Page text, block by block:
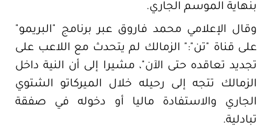
بنهاية الموسم الجاري.
وقال الإعلامي محمد فاروق عبر برنامج "البريمو"
على قناة "تن":" الزمالك لم يتحدث مع اللاعب على
تجديد تعاقده حتى الآن"، مشيرا إلى أن النية داخل
الزمالك تتجه إلى رحيله خلال الميركاتو الشتوي
الجاري والاستفادة ماليا أو دخوله في صفقة
تبادلية.